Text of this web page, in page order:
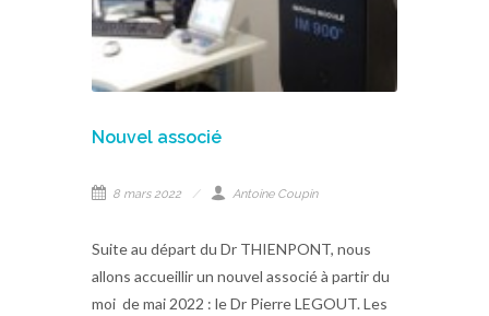
Nouvel associé
8 mars 2022 Antoine Coupin
Suite au départ du Dr THIENPONT, nous
allons accueillir un nouvel associé à partir du
moi de mai 2022 : le Dr Pierre LEGOUT. Les